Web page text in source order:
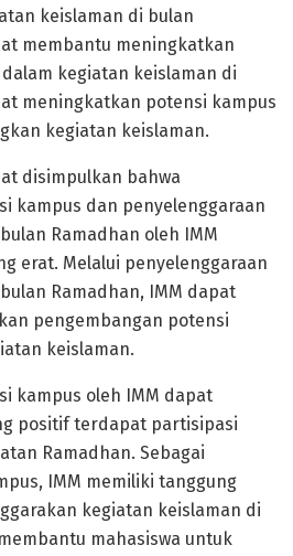
keislaman di bulan
membantu meningkatkan
kegiatan keislaman di
meningkatkan potensi kampus
kegiatan keislaman.
disimpulkan bahwa
kampus dan penyelenggaraan
Ramadhan oleh IMM
erat. Melalui penyelenggaraan
Ramadhan, IMM dapat
pengembangan potensi
keislaman.
kampus oleh IMM dapat
positif terdapat partisipasi
Ramadhan. Sebagai
IMM memiliki tanggung
kegiatan keislaman di
mahasiswa untuk